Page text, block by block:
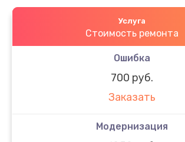
Услуга
Стоимость ремонта
Ошибка
700 руб.
Заказать
Модернизация